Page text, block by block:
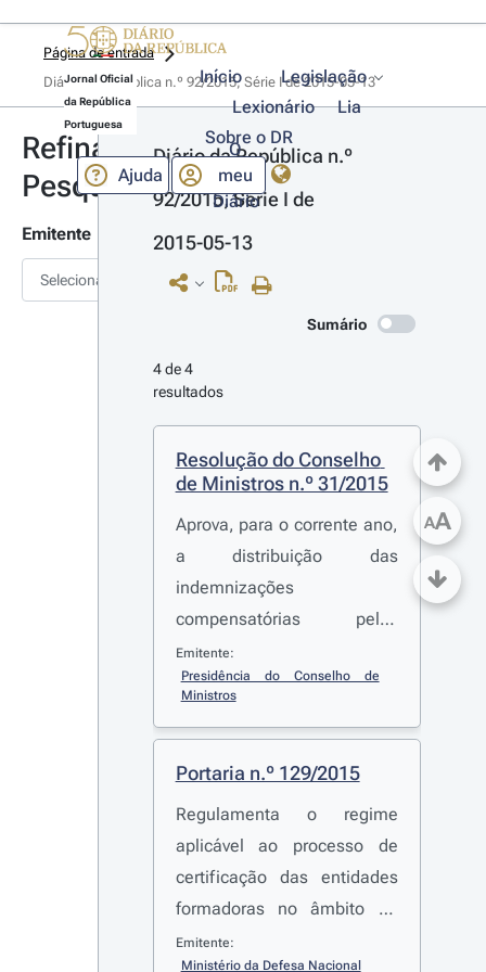
Jornal Oficial
da República
Portuguesa
Início
Legislação
Lexionário
Lia
Sobre o DR
Ajuda
O
meu
Diário
Página de entrada
Diário da República n.º 92/2015, Série I de 2015-05-13
Refinar
Pesquisa
Emitente
Selecionar
Diário da República n.º
92/2015, Série I de
2015-05-13
Sumário
4 de 4
resultados
Resolução do Conselho
de Ministros n.º 31/2015
Aprova, para o corrente ano,
a distribuição das
indemnizações
compensatórias pelas
diferentes empresas
prestadoras de serviço
Emitente:
Presidência do Conselho de
Ministros
Portaria n.º 129/2015
Regulamenta o regime
aplicável ao processo de
certificação das entidades
formadoras no âmbito do
mergulho profissional e
Emitente:
Ministério da Defesa Nacional
AA